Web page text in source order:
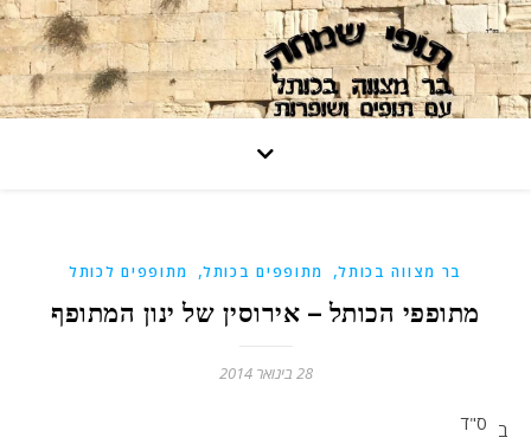
בר מצווה בכותל, מתופפים בכותל, מתופפים לכותל
מתופפי הכותל – אירוסין של ינון המתופף
28 בינואר 2014
ב ס"ד